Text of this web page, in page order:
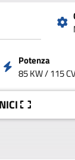
Potenza
85 KW / 115